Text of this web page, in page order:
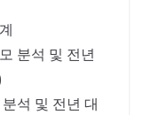
분석 및 전년
석 및 전년 대